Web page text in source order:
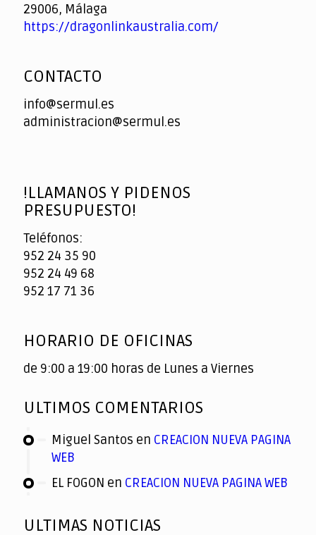
29006, Málaga
https://dragonlinkaustralia.com/
CONTACTO
info@sermul.es
administracion@sermul.es
!LLAMANOS Y PIDENOS
PRESUPUESTO!
Teléfonos:
952 24 35 90
952 24 49 68
952 17 71 36
HORARIO DE OFICINAS
de 9:00 a 19:00 horas de Lunes a Viernes
ULTIMOS COMENTARIOS
Miguel Santos en CREACION NUEVA PAGINA
WEB
EL FOGON en CREACION NUEVA PAGINA WEB
ULTIMAS NOTICIAS